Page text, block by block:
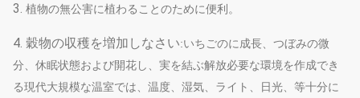
3. 植物の無公害に植わることのために便利。
4. 穀物の収穫を増加しなさい:いちごのに成長、つぼみの微
分、休眠状態および開花し、実を結ぶ解放必要な環境を作成でき
る現代大規模な温室では、温度、湿気、ライト、日光、等十分に